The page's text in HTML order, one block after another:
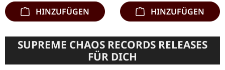
für…
HINZUFÜGEN HINZUFÜGEN
SUPREME CHAOS RECORDS RELEASES
FÜR DICH